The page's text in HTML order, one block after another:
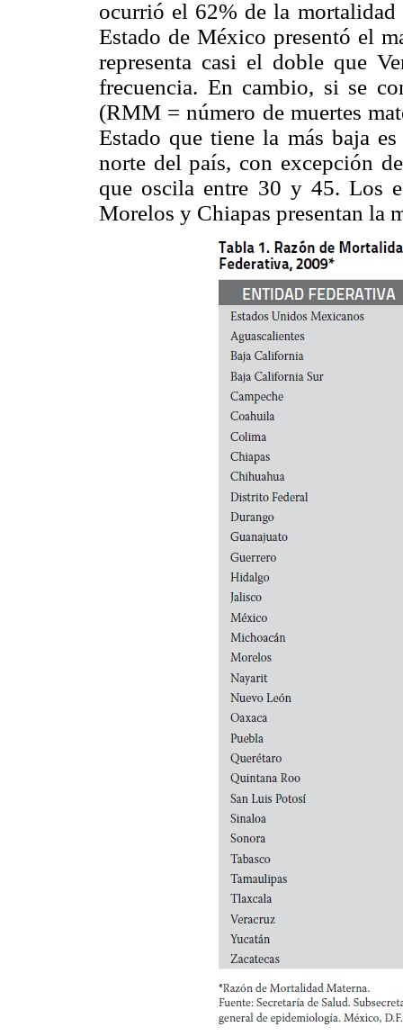
ocurrió el 62% de la mortalidad
Estado de México presentó el
representa casi el doble que
frecuencia. En cambio, si se
(RMM = número de muertes
Estado que tiene la más baja
norte del país, con excepción
que oscila entre 30 y 45. Los
Morelos y Chiapas presentan la